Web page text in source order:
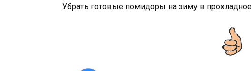
Убрать готовые помидоры на зиму в